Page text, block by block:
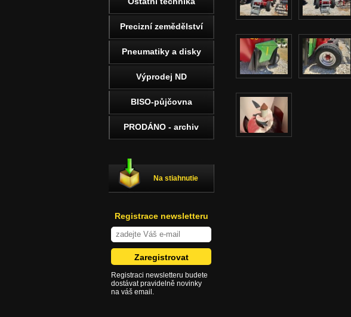
Precizní zemědělství
Pneumatiky a disky
Výprodej ND
BISO-půjčovna
PRODÁNO - archiv
Na stiahnutie
Registrace newsletteru
Registraci newsletteru budete
dostávat pravidelně novinky
na váš email.